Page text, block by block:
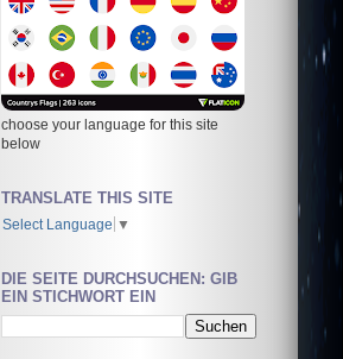
choose your language for this site
below
TRANSLATE THIS SITE
Select Language ▼
DIE SEITE DURCHSUCHEN: GIB
EIN STICHWORT EIN